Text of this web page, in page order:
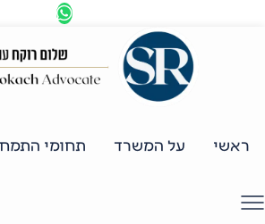
ראשי על המשרד תחומי